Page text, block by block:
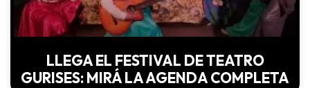
LLEGA EL FESTIVAL DE TEATRO
GURISES: MIRÁ LA AGENDA COMPLETA